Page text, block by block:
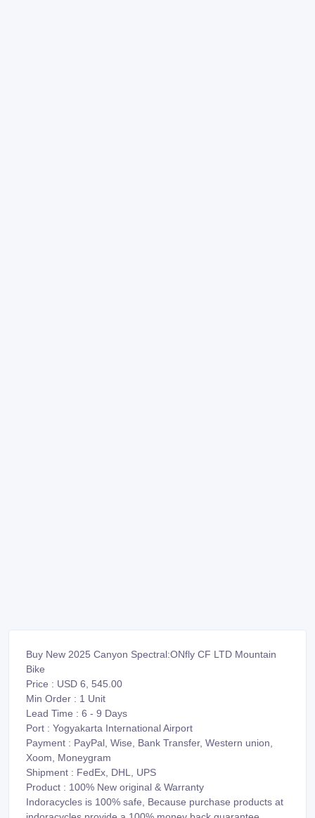
Buy New 2025 Canyon Spectral:ONfly CF LTD Mountain
Bike
Price : USD 6, 545.00
Min Order : 1 Unit
Lead Time : 6 - 9 Days
Port : Yogyakarta International Airport
Payment : PayPal, Wise, Bank Transfer, Western union,
Xoom, Moneygram
Shipment : FedEx, DHL, UPS
Product : 100% New original & Warranty
Indoracycles is 100% safe, Because purchase products at